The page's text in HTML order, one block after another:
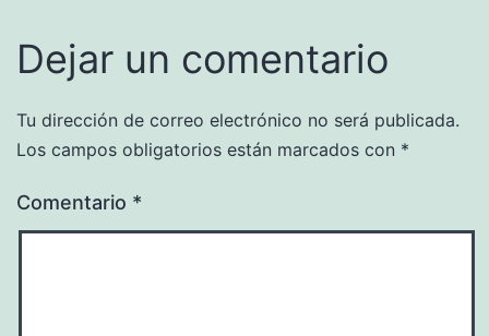
Dejar un comentario
Tu dirección de correo electrónico no será publicada.
Los campos obligatorios están marcados con *
Comentario *